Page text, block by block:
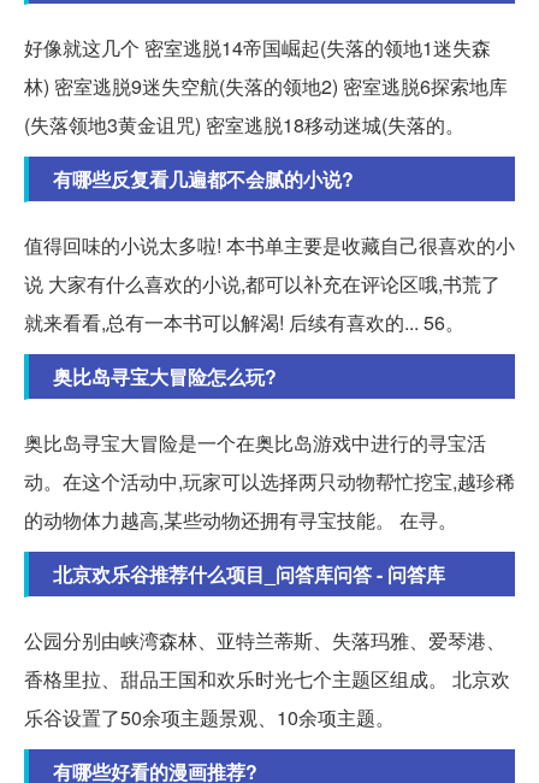
好像就这几个 密室逃脱14帝国崛起(失落的领地1迷失森
林) 密室逃脱9迷失空航(失落的领地2) 密室逃脱6探索地库
(失落领地3黄金诅咒) 密室逃脱18移动迷城(失落的。
有哪些反复看几遍都不会腻的小说?
值得回味的小说太多啦! 本书单主要是收藏自己很喜欢的小
说 大家有什么喜欢的小说,都可以补充在评论区哦,书荒了
就来看看,总有一本书可以解渴! 后续有喜欢的... 56。
奥比岛寻宝大冒险怎么玩?
奥比岛寻宝大冒险是一个在奥比岛游戏中进行的寻宝活
动。在这个活动中,玩家可以选择两只动物帮忙挖宝,越珍稀
的动物体力越高,某些动物还拥有寻宝技能。 在寻。
北京欢乐谷推荐什么项目_问答库问答 - 问答库
公园分别由峡湾森林、亚特兰蒂斯、失落玛雅、爱琴港、
香格里拉、甜品王国和欢乐时光七个主题区组成。 北京欢
乐谷设置了50余项主题景观、10余项主题。
有哪些好看的漫画推荐?